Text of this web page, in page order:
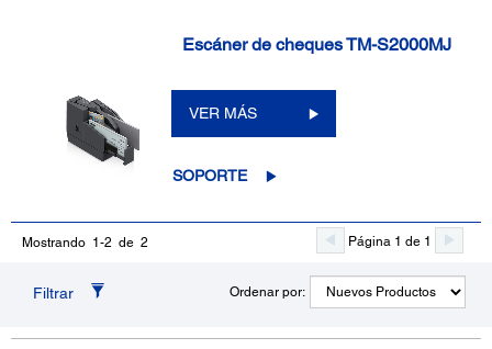
Escáner de cheques TM-S2000MJ
VER MÁS
SOPORTE
Mostrando 1-2 de 2 Página 1 de 1
Filtrar Ordenar por: